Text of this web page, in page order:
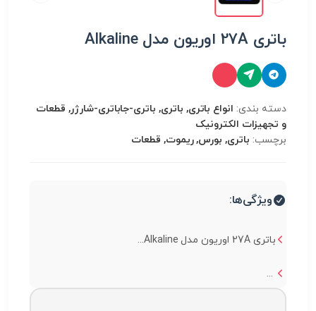
باتری 27A اوریون مدل Alkaline
دسته بندی: انواع باتری, باتری, باتری-جاباتری-شارژر, قطعات
و تجهیزات الکترونیک
برچسب: باتری, بورس, ریموت, قطعات
ویژگی‌ها:
باتری 27A اوریون مدل Alkaline...
...